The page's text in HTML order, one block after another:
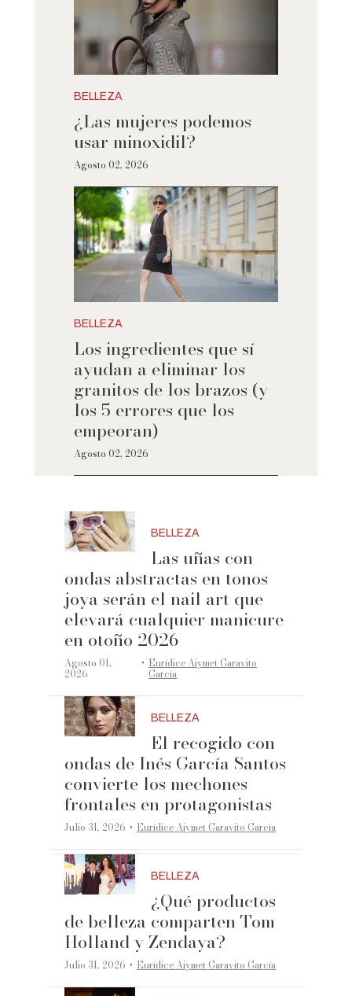
BELLEZA
¿Las mujeres podemos
usar minoxidil?
Agosto 02, 2026
BELLEZA
Los ingredientes que sí
ayudan a eliminar los
granitos de los brazos (y
los 5 errores que los
empeoran)
Agosto 02, 2026
BELLEZA
Las uñas con
ondas abstractas en tonos
joya serán el nail art que
elevará cualquier manicure
en otoño 2026
Agosto 01,
2026 ·Eurídice Aiymet Garavito
García
BELLEZA
El recogido con
ondas de Inés García Santos
convierte los mechones
frontales en protagonistas
Julio 31, 2026 ·Eurídice Aiymet Garavito García
BELLEZA
¿Qué productos
de belleza comparten Tom
Holland y Zendaya?
Julio 31, 2026 ·Eurídice Aiymet Garavito García